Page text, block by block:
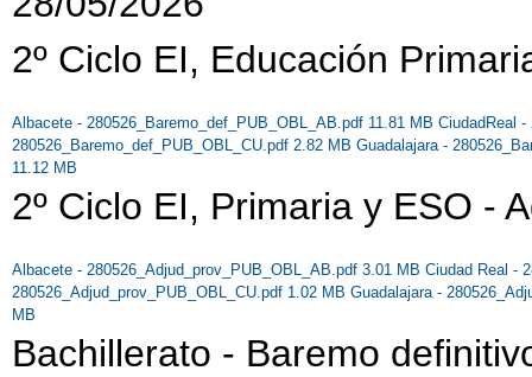
2º Ciclo EI, Educación
Albacete - 280526_Baremo_def_PUB_OBL_AB.pdf 11.81 MB CiudadReal
280526_Baremo_def_PUB_OBL_CU.pdf 2.82 MB Guadalajara -
11.12 MB
2º Ciclo EI, Primaria y ESO -
Albacete - 280526_Adjud_prov_PUB_OBL_AB.pdf 3.01 MB Ciudad Real -
280526_Adjud_prov_PUB_OBL_CU.pdf 1.02 MB Guadalajara -
MB
Bachillerato - Baremo